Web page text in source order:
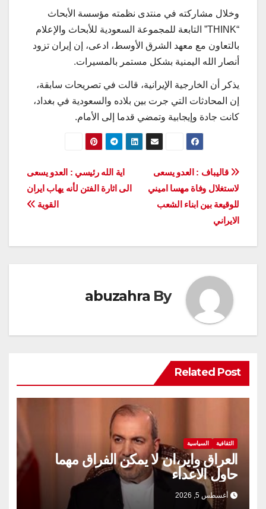
وخلال مشاركته في منتدى نظمته مؤسسة الأبحاث
“THINK” التابعة للمجموعة السعودية للأبحاث والإعلام
بالتعاون مع معهد الشرق الأوسط، ادعى، إن إيران تزود
أنصار الله اليمنية بشكل مستمر بالمسيرات.
يذکر أن الخارجية الإيرانية، قالت في تصريحات سابقة،
إن المحادثات التي جرت بين بلاده والسعودية في بغداد،
كانت جادة وإيجابية وتمضي قدما إلى الأمام.
تصفّح
المقالات
اية الله رئيسي : العدو يسعى
الى اثارة الفتن لأنه يهاب ايران
القوية
قاليباف : العدو يسعى
لاستغلال وفاة مهسا اميني
للوقيعة بين ابناء الشعب
الايراني
By
abuzahra
Related Post
الثقافية السياسية
العراق واير،ان لا يمكن الفراق مهما
حاول الاعداء
أغسطس 5, 2026